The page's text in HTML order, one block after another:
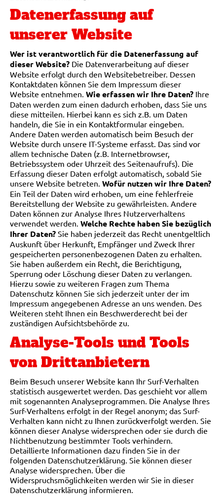
Datenerfassung auf
unserer Website
Wer ist verantwortlich für die Datenerfassung auf
dieser Website? Die Datenverarbeitung auf dieser
Website erfolgt durch den Websitebetreiber. Dessen
Kontaktdaten können Sie dem Impressum dieser
Website entnehmen. Wie erfassen wir Ihre Daten? Ihre
Daten werden zum einen dadurch erhoben, dass Sie uns
diese mitteilen. Hierbei kann es sich z.B. um Daten
handeln, die Sie in ein Kontaktformular eingeben.
Andere Daten werden automatisch beim Besuch der
Website durch unsere IT-Systeme erfasst. Das sind vor
allem technische Daten (z.B. Internetbrowser,
Betriebssystem oder Uhrzeit des Seitenaufrufs). Die
Erfassung dieser Daten erfolgt automatisch, sobald Sie
unsere Website betreten. Wofür nutzen wir Ihre Daten?
Ein Teil der Daten wird erhoben, um eine fehlerfreie
Bereitstellung der Website zu gewährleisten. Andere
Daten können zur Analyse Ihres Nutzerverhaltens
verwendet werden. Welche Rechte haben Sie bezüglich
Ihrer Daten? Sie haben jederzeit das Recht unentgeltlich
Auskunft über Herkunft, Empfänger und Zweck Ihrer
gespeicherten personenbezogenen Daten zu erhalten.
Sie haben außerdem ein Recht, die Berichtigung,
Sperrung oder Löschung dieser Daten zu verlangen.
Hierzu sowie zu weiteren Fragen zum Thema
Datenschutz können Sie sich jederzeit unter der im
Impressum angegebenen Adresse an uns wenden. Des
Weiteren steht Ihnen ein Beschwerderecht bei der
zuständigen Aufsichtsbehörde zu.
Analyse-Tools und Tools
von Drittanbietern
Beim Besuch unserer Website kann Ihr Surf-Verhalten
statistisch ausgewertet werden. Das geschieht vor allem
mit sogenannten Analyseprogrammen. Die Analyse Ihres
Surf-Verhaltens erfolgt in der Regel anonym; das Surf-
Verhalten kann nicht zu Ihnen zurückverfolgt werden. Sie
können dieser Analyse widersprechen oder sie durch die
Nichtbenutzung bestimmter Tools verhindern.
Detaillierte Informationen dazu finden Sie in der
folgenden Datenschutzerklärung. Sie können dieser
Analyse widersprechen. Über die
Widerspruchsmöglichkeiten werden wir Sie in dieser
Datenschutzerklärung informieren.